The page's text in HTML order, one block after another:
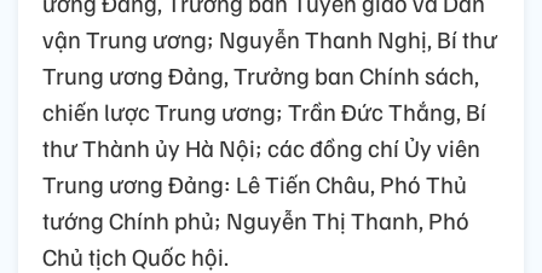
vận Trung ương; Nguyễn Thanh Nghị, Bí thư
Trung ương Đảng, Trưởng ban Chính sách,
chiến lược Trung ương; Trần Đức Thắng, Bí
thư Thành ủy Hà Nội; các đồng chí Ủy viên
Trung ương Đảng: Lê Tiến Châu, Phó Thủ
tướng Chính phủ; Nguyễn Thị Thanh, Phó
Chủ tịch Quốc hội.